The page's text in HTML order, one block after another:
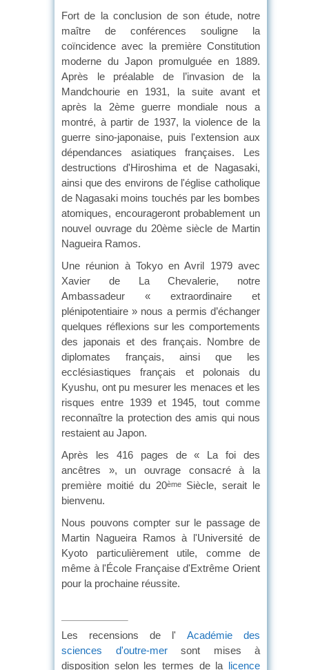
Fort de la conclusion de son étude, notre
maître de conférences souligne la
coïncidence avec la première Constitution
moderne du Japon promulguée en 1889.
Après le préalable de l’invasion de la
Mandchourie en 1931, la suite avant et
après la 2ème guerre mondiale nous a
montré, à partir de 1937, la violence de la
guerre sino-japonaise, puis l'extension aux
dépendances asiatiques françaises. Les
destructions d'Hiroshima et de Nagasaki,
ainsi que des environs de l'église catholique
de Nagasaki moins touchés par les bombes
atomiques, encourageront probablement un
nouvel ouvrage du 20ème siècle de Martin
Nagueira Ramos.
Une réunion à Tokyo en Avril 1979 avec
Xavier de La Chevalerie, notre
Ambassadeur « extraordinaire et
plénipotentiaire » nous a permis d’échanger
quelques réflexions sur les comportements
des japonais et des français. Nombre de
diplomates français, ainsi que les
ecclésiastiques français et polonais du
Kyushu, ont pu mesurer les menaces et les
risques entre 1939 et 1945, tout comme
reconnaître la protection des amis qui nous
restaient au Japon.
Après les 416 pages de « La foi des
ancêtres », un ouvrage consacré à la
première moitié du 20èmeSiècle, serait le
bienvenu.
Nous pouvons compter sur le passage de
Martin Nagueira Ramos à l'Université de
Kyoto particulièrement utile, comme de
même à l'École Française d'Extrême Orient
pour la prochaine réussite.
Les recensions de l' Académie des
sciences d'outre-mersont mises à
disposition selon les termes de la licence